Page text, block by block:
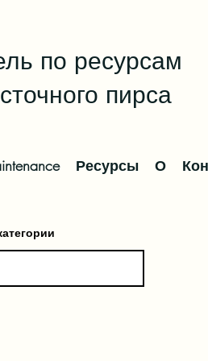
по ресурсам
пирса
Ресурсы О